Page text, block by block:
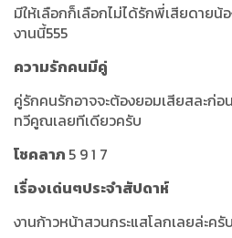
มีให้เลือกก็เลือกไม่ได้รักพี่เสียดายน้
งานนี้555
ความรักคนมีคู่
คู่รักคนรักอาจจะต้องยอมเสียสละก่
ทวีคูณเลยทีเดียวครับ
โชคลาภ 5 9 1 7
เรื่องเด่นๆประจำสัปดาห์
งานก้าวหน้าสวนกระแสโลกเลยล่ะครั